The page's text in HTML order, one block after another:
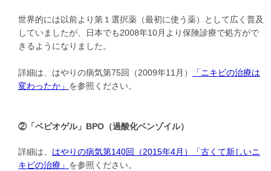
世界的には以前より第１選択薬（最初に使う薬）として広く普及
していましたが、日本でも2008年10月より保険診療で処方がで
きるようになりました。
詳細は、はやりの病気第75回（2009年11月）
「ニキビの治療は
変わったか」 を参照ください。
②「ベピオゲル」BPO（過酸化ベンゾイル）
詳細は、 はやりの病気第140回（2015年4月）「古くて新しいニ
キビの治療」 を参照ください。